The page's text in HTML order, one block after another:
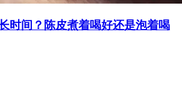
时间？陈皮煮着喝好还是泡着喝